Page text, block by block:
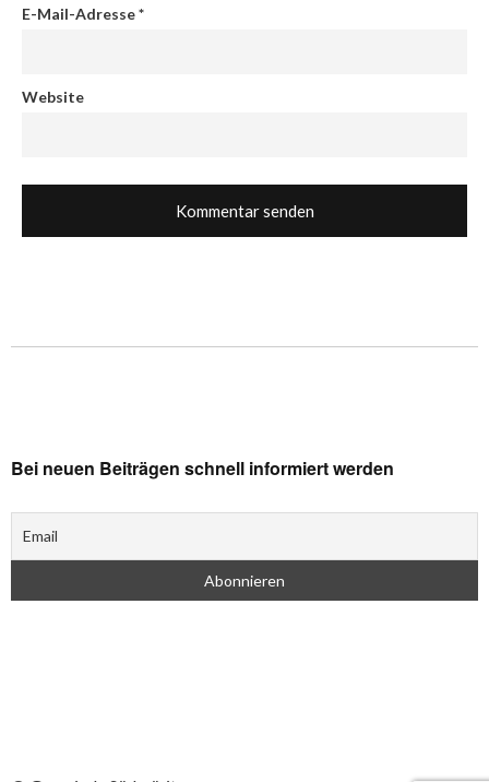
E-Mail-Adresse*
Website
Bei neuen Beiträgen schnell informiert werden